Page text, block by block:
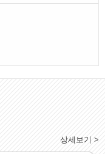
상세보기 >